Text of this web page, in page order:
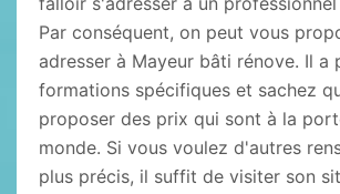
Par conséquent, on peut vous
adresser à Mayeur bâti rénove. Il a
formations spécifiques et sachez
proposer des prix qui sont à la
monde. Si vous voulez d'autres
plus précis, il suffit de visiter son